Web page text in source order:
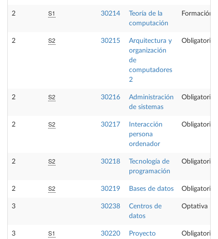
2 S1 30214
Teoría de la
computación
Formación
2 S2 30215
Arquitectura y
organización
de
computadores
2
Obligatoria
2 S2 30216
Administración
de sistemas
Obligatoria
2 S2 30217
Interacción
persona
ordenador
Obligatoria
2 S2 30218
Tecnología de
programación
Obligatoria
2 S2 30219 Bases de datos Obligatoria
3 30238
Centros de
datos
Optativa
3 S1 30220
Proyecto
Obligatoria